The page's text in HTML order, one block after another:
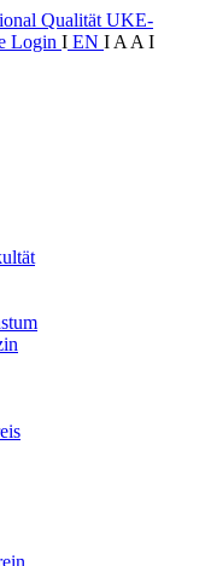
Qualität UKE-
Login I EN I A A I